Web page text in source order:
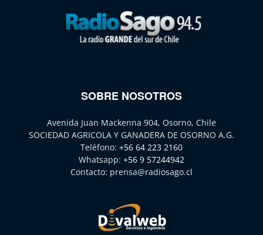
SOBRE NOSOTROS
Avenida Juan Mackenna 904, Osorno, Chile
SOCIEDAD AGRICOLA Y GANADERA DE OSORNO A.G.
Teléfono: +56 64 223 2160
Whatsapp: +56 9 57244942
Contacto: prensa@radiosago.cl